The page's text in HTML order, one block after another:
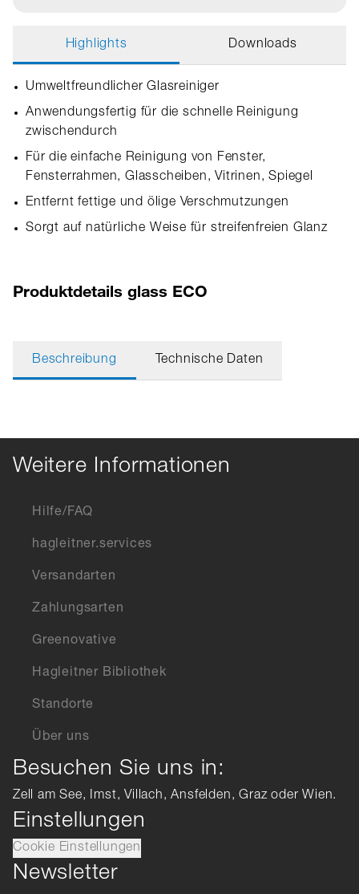
Highlights Downloads
Umweltfreundlicher Glasreiniger
Anwendungsfertig für die schnelle Reinigung
zwischendurch
Für die einfache Reinigung von Fenster,
Fensterrahmen, Glasscheiben, Vitrinen, Spiegel
Entfernt fettige und ölige Verschmutzungen
Sorgt auf natürliche Weise für streifenfreien Glanz
Produktdetails glass ECO
Beschreibung Technische Daten
Weitere Informationen
Hilfe/FAQ
hagleitner.services
Versandarten
Zahlungsarten
Greenovative
Hagleitner Bibliothek
Standorte
Über uns
Besuchen Sie uns in:
Zell am See, Imst, Villach, Ansfelden, Graz oder Wien.
Einstellungen
Cookie Einstellungen
Newsletter